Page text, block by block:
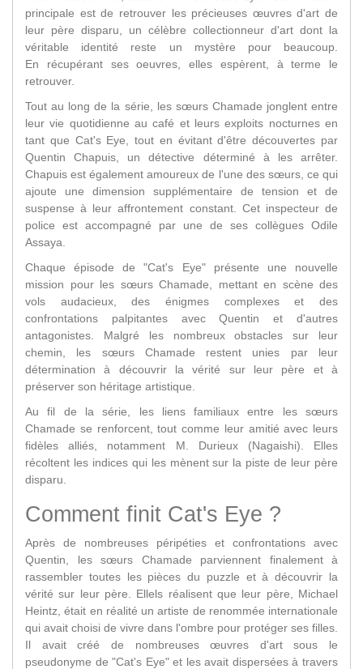
principale est de retrouver les précieuses œuvres d'art de
leur père disparu, un célèbre collectionneur d'art dont la
véritable identité reste un mystère pour beaucoup.
En récupérant ses oeuvres, elles espèrent, à terme le
retrouver.
Tout au long de la série, les sœurs Chamade jonglent entre
leur vie quotidienne au café et leurs exploits nocturnes en
tant que Cat's Eye, tout en évitant d'être découvertes par
Quentin Chapuis, un détective déterminé à les arrêter.
Chapuis est également amoureux de l'une des sœurs, ce qui
ajoute une dimension supplémentaire de tension et de
suspense à leur affrontement constant. Cet inspecteur de
police est accompagné par une de ses collègues Odile
Assaya.
Chaque épisode de "Cat's Eye" présente une nouvelle
mission pour les sœurs Chamade, mettant en scène des
vols audacieux, des énigmes complexes et des
confrontations palpitantes avec Quentin et d'autres
antagonistes. Malgré les nombreux obstacles sur leur
chemin, les sœurs Chamade restent unies par leur
détermination à découvrir la vérité sur leur père et à
préserver son héritage artistique.
Au fil de la série, les liens familiaux entre les sœurs
Chamade se renforcent, tout comme leur amitié avec leurs
fidèles alliés, notamment M. Durieux (Nagaishi). Elles
récoltent les indices qui les mènent sur la piste de leur père
disparu.
Comment finit Cat's Eye ?
Après de nombreuses péripéties et confrontations avec
Quentin, les sœurs Chamade parviennent finalement à
rassembler toutes les pièces du puzzle et à découvrir la
vérité sur leur père. Ellels réalisent que leur père, Michael
Heintz, était en réalité un artiste de renommée internationale
qui avait choisi de vivre dans l'ombre pour protéger ses filles.
Il avait créé de nombreuses œuvres d'art sous le
pseudonyme de "Cat's Eye" et les avait dispersées à travers